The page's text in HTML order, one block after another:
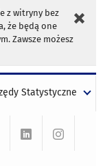
z witryny bez
że będą one
Zawsze możesz
Statystyczne